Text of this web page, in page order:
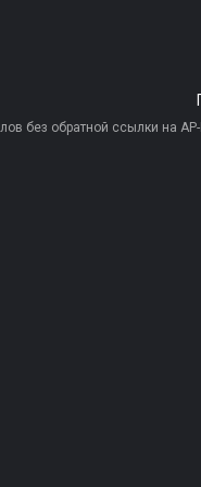
без обратной ссылки на